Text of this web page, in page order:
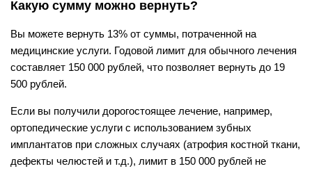
Какую сумму можно вернуть?
Вы можете вернуть 13% от суммы, потраченной на
медицинские услуги. Годовой лимит для обычного лечения
составляет 150 000 рублей, что позволяет вернуть до 19
500 рублей.
Если вы получили дорогостоящее лечение, например,
ортопедические услуги с использованием зубных
имплантатов при сложных случаях (атрофия костной ткани,
дефекты челюстей и т.д.), лимит в 150 000 рублей не